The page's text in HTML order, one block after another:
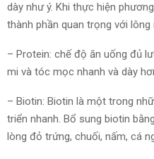
dày như ý. Khi thực hiện
thành phần quan trọng với lông
– Protein: chế độ ăn uống đủ
mi và tóc mọc nhanh và dày
– Biotin: Biotin là một trong
triển nhanh. Bổ sung biotin
lòng đỏ trứng, chuối, nấm, cá